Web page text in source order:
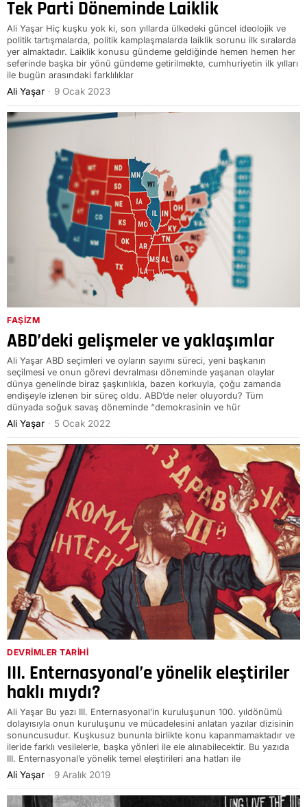
Tek Parti Döneminde Laiklik
Ali Yaşar Hiç kuşku yok ki, son yıllarda ülkedeki güncel ideolojik ve
politik tartışmalarda, politik kamplaşmalarda laiklik sorunu ilk sıralarda
yer almaktadır. Laiklik konusu gündeme geldiğinde hemen hemen her
seferinde başka bir yönü gündeme getirilmekte, cumhuriyetin ilk yılları
ile bugün arasındaki farklılıklar
Ali Yaşar 9 Ocak 2023
FAŞIZM
ABD’deki gelişmeler ve yaklaşımlar
Ali Yaşar ABD seçimleri ve oyların sayımı süreci, yeni başkanın
seçilmesi ve onun görevi devralması döneminde yaşanan olaylar
dünya genelinde biraz şaşkınlıkla, bazen korkuyla, çoğu zamanda
endişeyle izlenen bir süreç oldu. ABD’de neler oluyordu? Tüm
dünyada soğuk savaş döneminde “demokrasinin ve hür
Ali Yaşar 5 Ocak 2022
DEVRIMLER TARIHI
III. Enternasyonal’e yönelik eleştiriler
haklı mıydı?
Ali Yaşar Bu yazı III. Enternasyonal’in kuruluşunun 100. yıldönümü
dolayısıyla onun kuruluşunu ve mücadelesini anlatan yazılar dizisinin
sonuncusudur. Kuşkusuz bununla birlikte konu kapanmamaktadır ve
ileride farklı vesilelerle, başka yönleri ile ele alınabilecektir. Bu yazıda
III. Enternasyonal’e yönelik temel eleştirileri ana hatları ile
Ali Yaşar 9 Aralık 2019